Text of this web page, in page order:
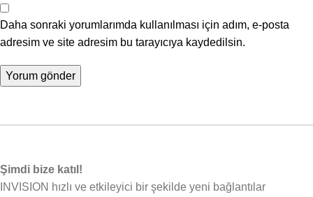
Daha sonraki yorumlarımda kullanılması için adım, e-posta
adresim ve site adresim bu tarayıcıya kaydedilsin.
Şimdi bize katıl!
INVISION hızlı ve etkileyici bir şekilde yeni bağlantılar